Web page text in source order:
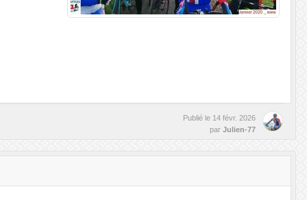
Publié le 14 févr. 2026
par Julien-77